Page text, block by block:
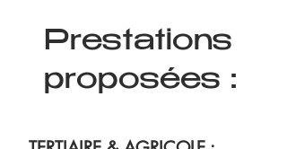
Prestations
proposées :